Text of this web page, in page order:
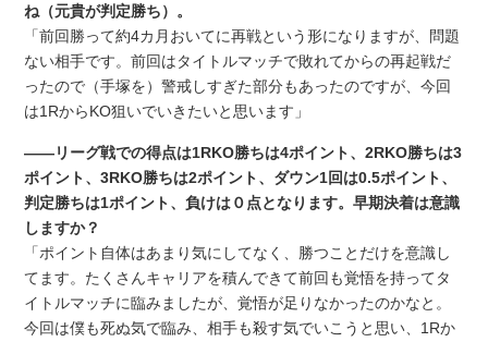
ね（元貴が判定勝ち）。
「前回勝って約4カ月おいてに再戦という形になりますが、問題
ない相手です。前回はタイトルマッチで敗れてからの再起戦だ
ったので（手塚を）警戒しすぎた部分もあったのですが、今回
は1RからKO狙いでいきたいと思います」
――リーグ戦での得点は1RKO勝ちは4ポイント、2RKO勝ちは3
ポイント、3RKO勝ちは2ポイント、ダウン1回は0.5ポイント、
判定勝ちは1ポイント、負けは０点となります。早期決着は意識
しますか？
「ポイント自体はあまり気にしてなく、勝つことだけを意識し
てます。たくさんキャリアを積んできて前回も覚悟を持ってタ
イトルマッチに臨みましたが、覚悟が足りなかったのかなと。
今回は僕も死ぬ気で臨み、相手も殺す気でいこうと思い、1Rか